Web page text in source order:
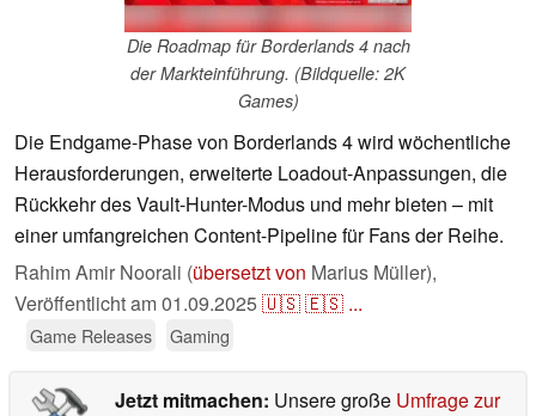
Die Roadmap für Borderlands 4 nach
der Markteinführung. (Bildquelle: 2K
Games)
Die Endgame-Phase von Borderlands 4 wird wöchentliche
Herausforderungen, erweiterte Loadout-Anpassungen, die
Rückkehr des Vault-Hunter-Modus und mehr bieten – mit
einer umfangreichen Content-Pipeline für Fans der Reihe.
Rahim Amir Noorali (übersetzt von Marius Müller),
Veröffentlicht am01.09.2025🇺🇸🇪🇸 ...
Game Releases Gaming
Jetzt mitmachen: Unsere große Umfrage zur